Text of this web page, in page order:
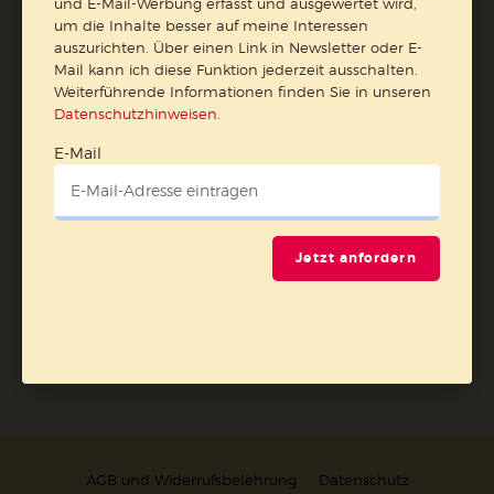
erfasst und ausgewertet wird, um die Inhalte besser auf
meine Interessen auszurichten. Über einen Link in
Newsletter oder E-Mail kann ich diese Funktion jederzeit
ausschalten.
Weiterführende Informationen finden Sie in unseren
Datenschutzhinweisen
E-Mail
AGB und Widerrufsbelehrung Datenschutz
um die Inhalte besser auf meine Interessen
auszurichten. Über einen Link in Newsletter oder E-
Mail kann ich diese Funktion jederzeit ausschalten.
Weiterführende Informationen finden Sie in unseren
Datenschutzhinweisen
E-Mail
Jetzt anfordern